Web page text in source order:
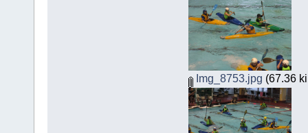
Img_8753.jpg (67.36